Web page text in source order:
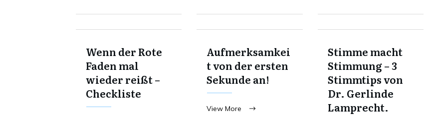
Wenn der Rote
Faden mal
wieder reißt –
Checkliste
Aufmerksamkei
t von der ersten
Sekunde an!
View More
Stimme macht
Stimmung – 3
Stimmtips von
Dr. Gerlinde
Lamprecht.